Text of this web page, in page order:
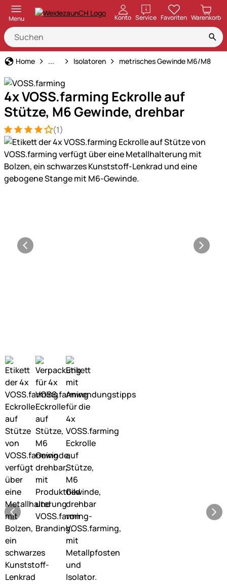
Menu Konto ServiceöffnenFavoriten Warenkorb
Home Weidezaun
... Isolatoren metrisches Gewinde M6/M8
4x VOSS.farming Eckrolle auf
Stütze, M6 Gewinde, drehbar
Bewertung: 4 von 5 (1 Bewertungen)
1 Bewertung(1)
Produktgalerie